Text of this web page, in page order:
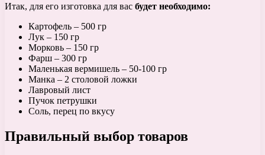
Итак, для его изготовка для вас будет необходимо:
Картофель – 500 гр
Лук – 150 гр
Морковь – 150 гр
Фарш – 300 гр
Маленькая вермишель – 50-100 гр
Манка – 2 столовой ложки
Лавровый лист
Пучок петрушки
Соль, перец по вкусу
Правильный выбор товаров